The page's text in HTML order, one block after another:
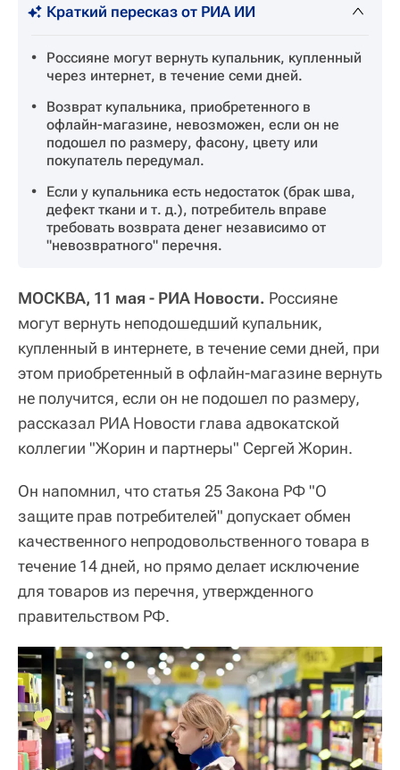
Краткий пересказ от РИА ИИ
Россияне могут вернуть купальник, купленный
через интернет, в течение семи дней.
Возврат купальника, приобретенного в
офлайн-магазине, невозможен, если он не
подошел по размеру, фасону, цвету или
покупатель передумал.
Если у купальника есть недостаток (брак шва,
дефект ткани и т. д.), потребитель вправе
требовать возврата денег независимо от
"невозвратного" перечня.
МОСКВА, 11 мая - РИА Новости. Россияне
могут вернуть неподошедший купальник,
купленный в интернете, в течение семи дней, при
этом приобретенный в офлайн-магазине вернуть
не получится, если он не подошел по размеру,
рассказал РИА Новости глава адвокатской
коллегии "Жорин и партнеры" Сергей Жорин.
Он напомнил, что статья 25 Закона РФ "О
защите прав потребителей" допускает обмен
качественного непродовольственного товара в
течение 14 дней, но прямо делает исключение
для товаров из перечня, утвержденного
правительством РФ.